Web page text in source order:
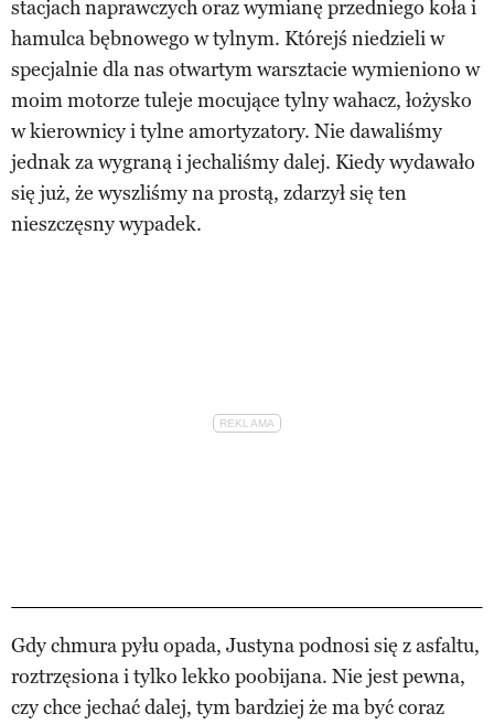
stacjach naprawczych oraz wymianę przedniego koła i
hamulca bębnowego w tylnym. Którejś niedzieli w
specjalnie dla nas otwartym warsztacie wymieniono w
moim motorze tuleje mocujące tylny wahacz, łożysko
w kierownicy i tylne amortyzatory. Nie dawaliśmy
jednak za wygraną i jechaliśmy dalej. Kiedy wydawało
się już, że wyszliśmy na prostą, zdarzył się ten
nieszczęsny wypadek.
Gdy chmura pyłu opada, Justyna podnosi się z asfaltu,
roztrzęsiona i tylko lekko poobijana. Nie jest pewna,
czy chce jechać dalej, tym bardziej że ma być coraz